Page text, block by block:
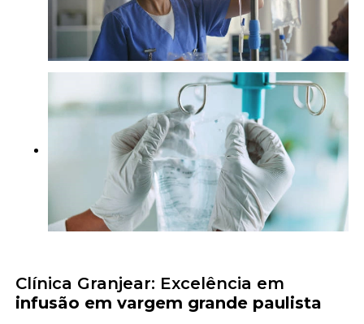
Clínica Granjear: Excelência em
infusão em vargem grande paulista